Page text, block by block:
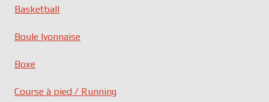
Basketball
Boule lyonnaise
Boxe
Course à pied / Running